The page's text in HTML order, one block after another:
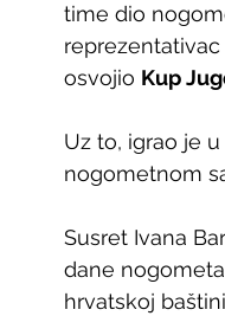
time dio
osvojio Kup
Uz to, igrao je
nogometnom
Susret Ivana
dane
hrvatskoj